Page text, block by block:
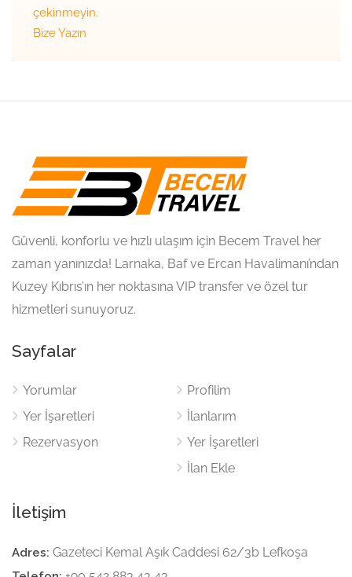
çekinmeyin.
Bize Yazın
Güvenli, konforlu ve hızlı ulaşım için Becem Travel her
zaman yanınızda! Larnaka, Baf ve Ercan Havalimanı’ndan
Kuzey Kıbrıs’ın her noktasına VIP transfer ve özel tur
hizmetleri sunuyoruz.
Sayfalar
Yorumlar
Yer İşaretleri
Rezervasyon
Profilim
İlanlarım
Yer İşaretleri
İlan Ekle
İletişim
Adres: Gazeteci Kemal Aşık Caddesi 62/3b Lefkoşa